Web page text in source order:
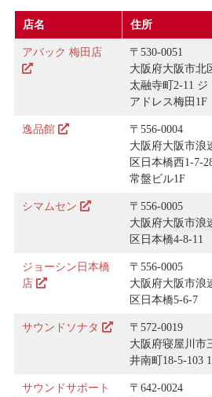
店名 住所
アバック 梅田店
〒530-0051
大阪府大阪市北
太融寺町2-11 ジ
アドレス梅田1F
逸品館
〒556-0004
大阪府大阪市浪
区日本橋西1-7-
常盤ビル1F
シマムセン
〒556-0005
大阪府大阪市浪
区日本橋4-8-11
ジョーシン日本橋
店
〒556-0005
大阪府大阪市浪
区日本橋5-6-7
サウンドソナタ
〒572-0019
大阪府寝屋川市
井南町18-5-103
サウンドサポート
〒642-0024